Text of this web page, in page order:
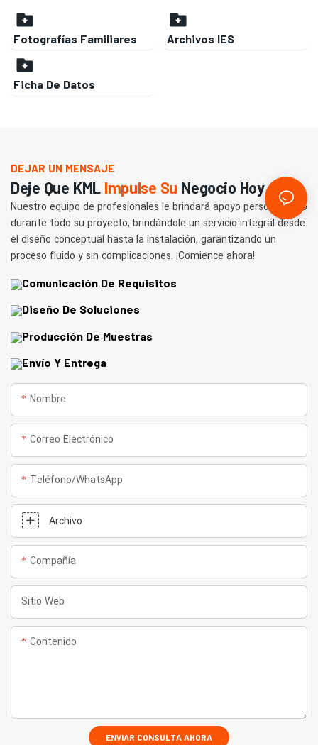
Fotografías Familiares Archivos IES
Ficha De Datos
DEJAR UN MENSAJE
Deje Que KML Impulse Su Negocio Hoy
Nuestro equipo de profesionales le brindará apoyo personalizado
durante todo su proyecto, brindándole un servicio integral desde
el diseño conceptual hasta la instalación, garantizando un
proceso fluido y sin complicaciones. ¡Comience ahora!
Comunicación De Requisitos
Diseño De Soluciones
Producción De Muestras
Envío Y Entrega
Nombre
Correo Electrónico
Teléfono/WhatsApp
Archivo
Compañía
Sitio Web
Contenido
ENVIAR CONSULTA AHORA